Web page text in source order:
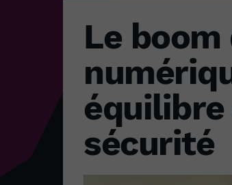
Le
sécurité